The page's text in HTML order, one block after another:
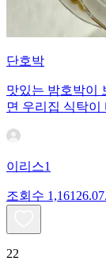
단호박
맛있는 밤호박이
면 우리집 식탁
이리스1
조회수 1,161
22